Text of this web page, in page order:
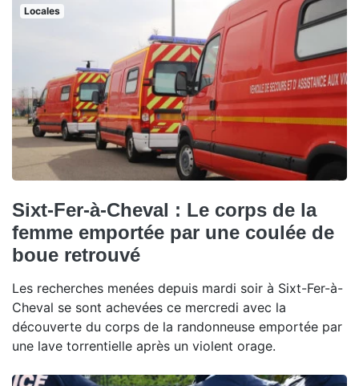
Locales
Sixt-Fer-à-Cheval : Le corps de la
femme emportée par une coulée de
boue retrouvé
Les recherches menées depuis mardi soir à Sixt-Fer-à-
Cheval se sont achevées ce mercredi avec la
découverte du corps de la randonneuse emportée par
une lave torrentielle après un violent orage.